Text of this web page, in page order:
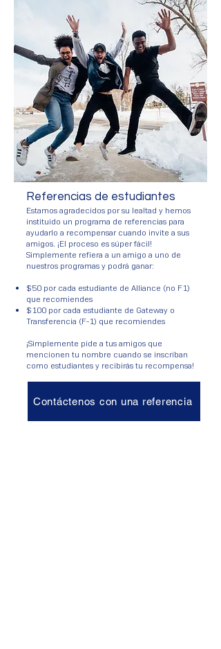
Referencias de estudiantes
Estamos agradecidos por su lealtad y hemos
instituido un programa de referencias para
ayudarlo a recompensar cuando invite a sus
amigos. ¡El proceso es súper fácil!
Simplemente refiera a un amigo a uno de
nuestros programas y podrá ganar:
$50 por cada estudiante de Alliance (no F1)
que recomiendes
$100 por cada estudiante de Gateway o
Transferencia (F-1) que recomiendes
¡Simplemente pide a tus amigos que
mencionen tu nombre cuando se inscriban
como estudiantes y recibirás tu recompensa!
Contáctenos con una referencia